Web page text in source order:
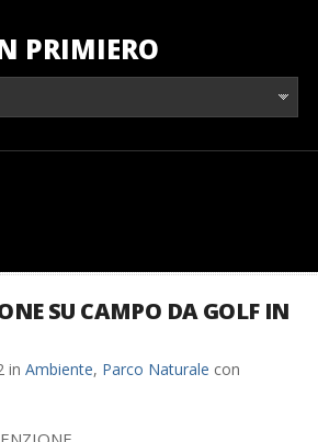
PRIMIERO
SU CAMPO DA GOLF IN
in Ambiente, Parco Naturale con